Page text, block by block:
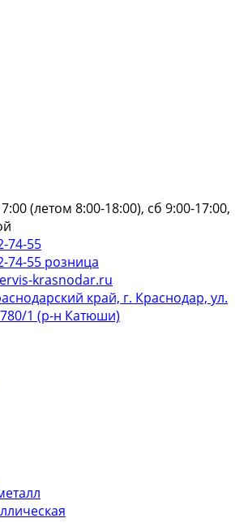
(летом 8:00-18:00), сб 9:00-17:00,
74-55
74-55 розница
krasnodar.ru
край, г. Краснодар, ул.
1 (р-н Катюши)